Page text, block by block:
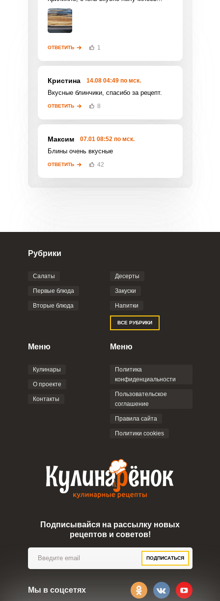
Фото до 4 шт, до 5 mb
Отправляя эту форму, вы соглашаетесь с
Правилами сайта
конфиденциальности,Политикой обработки
персональных данных
ОТВЕТИТЬ 1
Кристина 14.08 04:49 по мск.
Вкусные блинчики, спасибо за рецепт.
ОТВЕТИТЬ 8
Максим 07.01 08:52 по мск.
Блины очень вкусные
ОТВЕТИТЬ 42
Рубрики
Салаты
Первые блюда
Вторые блюда
Десерты
Закуски
Напитки
ВСЕ РУБРИКИ
Меню
Кулинары
О проекте
Контакты
Меню
Политика
конфиденциальности
Пользовательское
соглашение
Правила сайта
Политики cookies
Подписывайся на рассылку новых
рецептов и советов!
ПОДПИСАТЬСЯ
Мы в соцсетях